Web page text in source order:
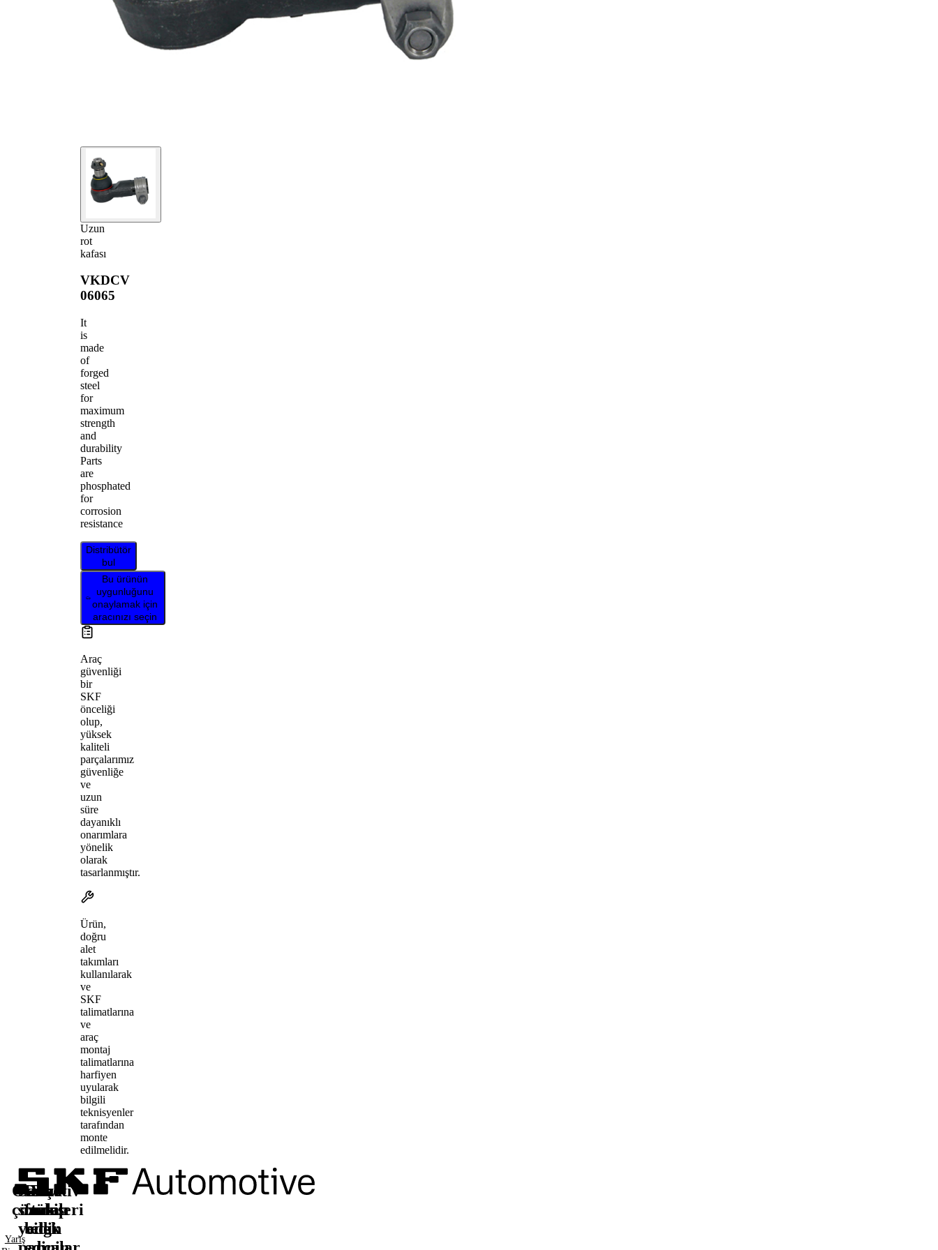
Uzun
rot
kafası
VKDCV
06065
It
is
made
of
forged
steel
for
maximum
strength
and
durability
Parts
are
phosphated
for
corrosion
resistance
Distribütör
bul
Bu ürünün
uygunluğunu
onaylamak için
aracınızı seçin
Araç
güvenliği
bir
SKF
önceliği
olup,
yüksek
kaliteli
parçalarımız
güvenliğe
ve
uzun
süre
dayanıklı
onarımlara
yönelik
olarak
tasarlanmıştır.
Ürün,
doğru
alet
takımları
kullanılarak
ve
SKF
talimatlarına
ve
araç
montaj
talimatlarına
harfiyen
uyularak
bilgili
teknisyenler
tarafından
monte
edilmelidir.
Otomotiv
çözümleri
Yarış
Satış
sonrası
yedek
Daha
fazla
bilgi
Bizi
takip
edin